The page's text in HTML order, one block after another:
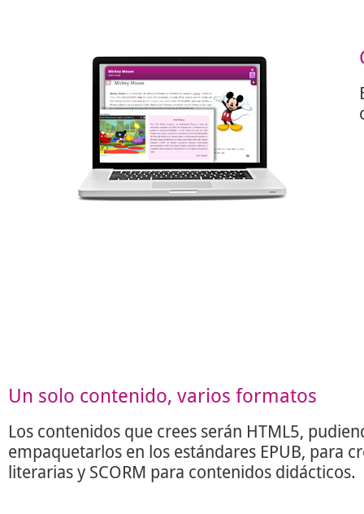
Un solo contenido, varios formatos
Los contenidos que crees serán HTML5,
empaquetarlos en los estándares EPUB, para
literarias y SCORM para contenidos didácticos.